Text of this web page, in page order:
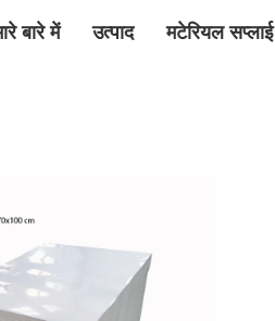
बारे में उत्पाद मटेरियल सप्लाई